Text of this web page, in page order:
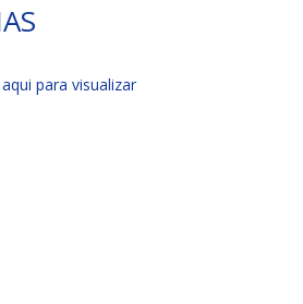
para visualizar